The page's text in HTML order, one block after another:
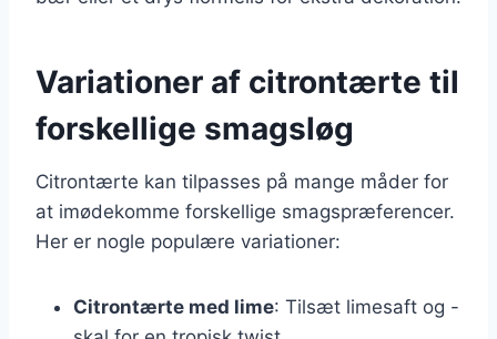
Variationer af citrontærte til
forskellige smagsløg
Citrontærte kan tilpasses på mange måder for
at imødekomme forskellige smagspræferencer.
Her er nogle populære variationer:
Citrontærte med lime: Tilsæt limesaft og -